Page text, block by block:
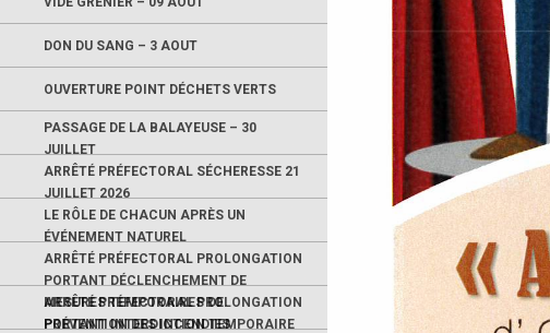
DON DU SANG – 3 AOUT
OUVERTURE POINT DÉCHETS VERTS
PASSAGE DE LA BALAYEUSE – 30
JUILLET
ARRÊTÉ PRÉFECTORAL SÉCHERESSE 21
JUILLET 2026
LE RÔLE DE CHACUN APRÈS UN
ÉVÉNEMENT NATUREL
ARRÊTÉ PRÉFECTORAL PROLONGATION
PORTANT DÉCLENCHEMENT DE
MESURES TEMPORAIRES DE
PRÉVENTION DES INCENDIES
ARRÊTÉ PRÉFECTORAL PROLONGATION
PORTANT INTERDICTION TEMPORAIRE